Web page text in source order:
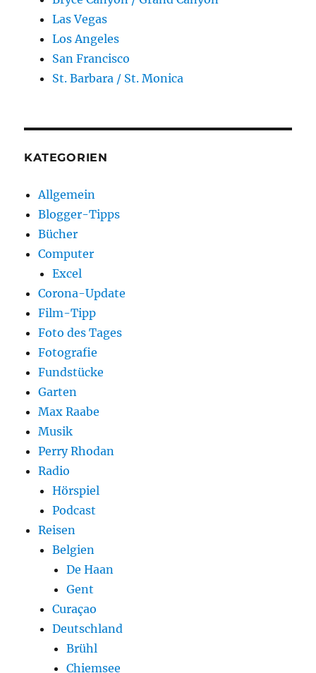
Las Vegas
Los Angeles
San Francisco
St. Barbara / St. Monica
KATEGORIEN
Allgemein
Blogger-Tipps
Bücher
Computer
Excel
Corona-Update
Film-Tipp
Foto des Tages
Fotografie
Fundstücke
Garten
Max Raabe
Musik
Perry Rhodan
Radio
Hörspiel
Podcast
Reisen
Belgien
De Haan
Gent
Curaçao
Deutschland
Brühl
Chiemsee